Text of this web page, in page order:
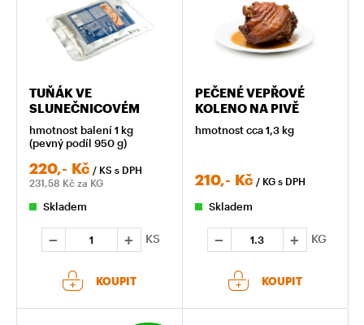
TUŇÁK VE
SLUNEČNICOVÉM
OLEJI
hmotnost balení 1 kg
(pevný podíl 950 g)
220,- Kč / KS s DPH
231,58 Kč za KG
Skladem
KS
KOUPIT
PEČENÉ VEPŘOVÉ
KOLENO NA PIVĚ
hmotnost cca 1,3 kg
210,- Kč / KG s DPH
Skladem
KG
KOUPIT